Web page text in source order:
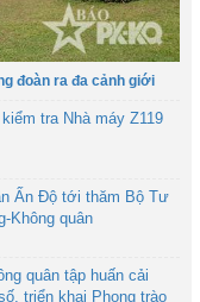
đoàn ra đa cảnh giới
tra Nhà máy Z119
Ấn Độ tới thăm Bộ Tư
Không quân
quân tập huấn cải
triển khai Phong trào